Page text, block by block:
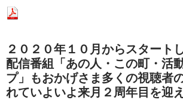
２０２０年１０月からスタート
配信番組「あの人・この町・活
プ」もおかげさま多くの視聴者
れていよいよ来月２周年目を迎え